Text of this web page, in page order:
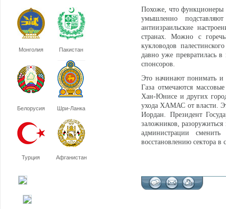
Монголия Пакистан
Белорусия Шри-Ланка
Турция Афганистан
Похоже, что функционеры
умышленно
антиизраильские
странах. Можно с
кукловодов
давно уже превратилась
спонсоров.
Это начинают понимать и
Газа отмечаются
Хан-Юнисе и других
ухода ХАМАС от власти.
Иордан. Президент
заложников,
администрации
восстановлению сектора в